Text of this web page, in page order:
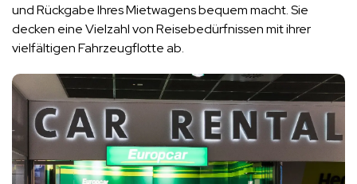
und Rückgabe Ihres Mietwagens bequem macht. Sie
decken eine Vielzahl von Reisebedürfnissen mit ihrer
vielfältigen Fahrzeugflotte ab.